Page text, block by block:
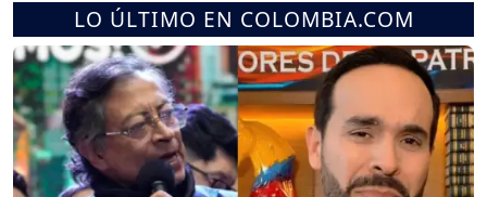
LO ÚLTIMO EN COLOMBIA.COM